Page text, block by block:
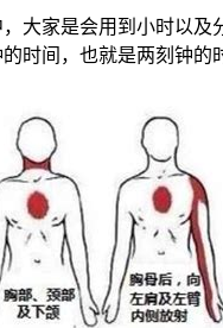
大家是会用到小时以及
时间，也就是两刻钟